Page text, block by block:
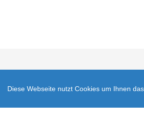
Diese Webseite nutzt Cookies um Ihnen